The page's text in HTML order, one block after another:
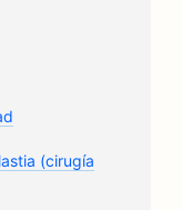
(cirugía